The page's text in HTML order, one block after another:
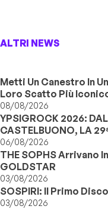
ALTRI NEWS
Metti Un Canestro In
Loro Scatto Più
08/08/2026
YPSIGROCK 2026:
CASTELBUONO, LA
06/08/2026
THE SOPHS Arrivano
GOLDSTAR
03/08/2026
SOSPIRI: Il Primo
03/08/2026